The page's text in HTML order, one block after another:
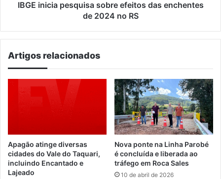
IBGE inicia pesquisa sobre efeitos das enchentes
de 2024 no RS
Artigos relacionados
Apagão atinge diversas
cidades do Vale do Taquari,
incluindo Encantado e
Lajeado
Nova ponte na Linha Parobé
é concluída e liberada ao
tráfego em Roca Sales
10 de abril de 2026